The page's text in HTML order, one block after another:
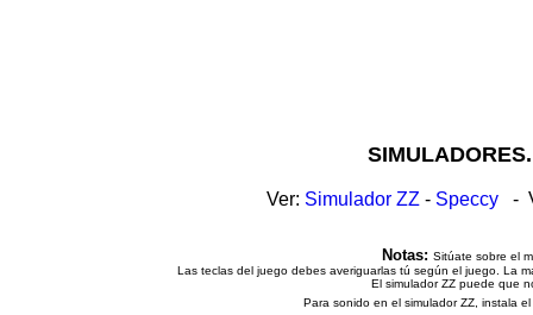
Ver: Simulador ZZ - Speccy -
Notas: Sitúate sobre el
Las teclas del juego debes averiguarlas tú según el juego. La
El simulador ZZ puede que
Para sonido en el simulador ZZ, instala